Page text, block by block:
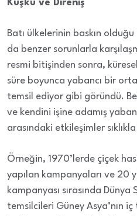
Kuşku ve Direniş
Batı ülkelerinin baskın olduğu
da benzer sorunlarla
resmi bitişinden sonra,
süre boyunca yabancı bir
temsil ediyor gibi göründü.
ve kendini işine adamış
arasındaki etkileşimler
Örneğin, 1970’lerde çiçek
yapılan kampanyaları ve 20
kampanyası sırasında
temsilcileri Güney Asya’nın